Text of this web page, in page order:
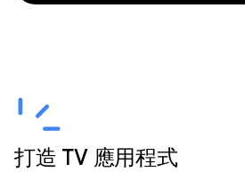
打造 TV 應用程式